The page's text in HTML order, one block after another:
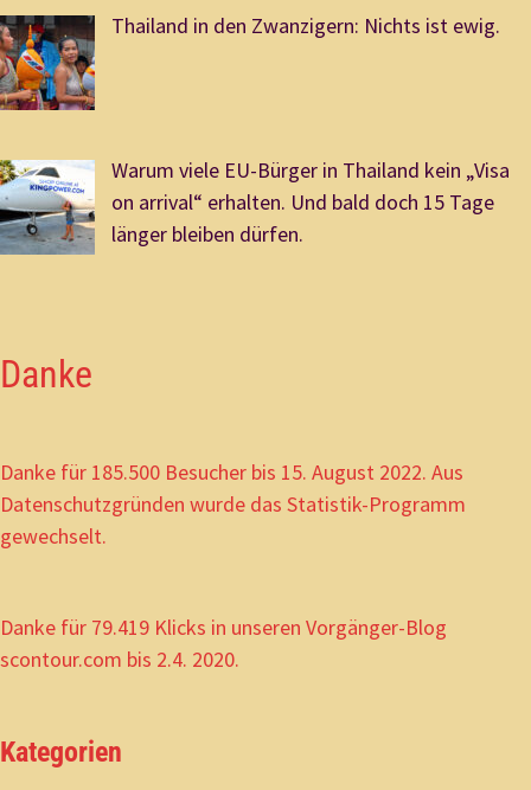
Thailand in den Zwanzigern: Nichts ist ewig.
Warum viele EU-Bürger in Thailand kein „Visa
on arrival“ erhalten. Und bald doch 15 Tage
länger bleiben dürfen.
Danke
Danke für 185.500 Besucher bis 15. August 2022. Aus
Datenschutzgründen wurde das Statistik-Programm
gewechselt.
Danke für 79.419 Klicks in unseren Vorgänger-Blog
scontour.com bis 2.4. 2020.
Kategorien